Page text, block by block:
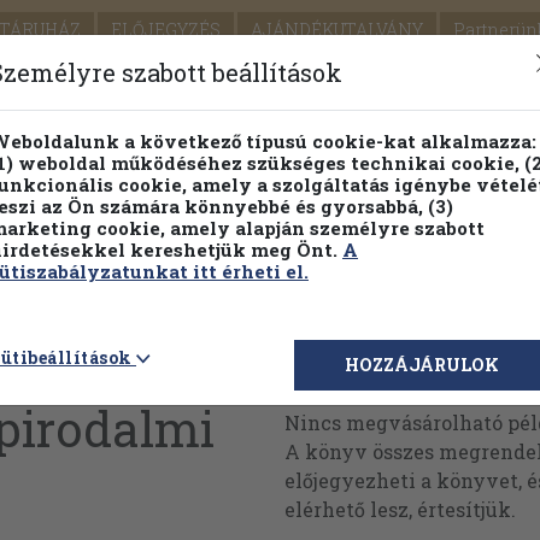
ELŐJEGYZÉS AJÁNDÉKUTALVÁNY
SEGÍTSÉG
PILLANATNYI ÁRAINK FENNTARTHATÓ
Részletes kereső Témaköri fa
Megvásárolható
Nincs megvásárolható
A könyv összes
előjegyezheti a könyvet,
elérhető lesz, értesítjük.
szabott beállítások
a következő típusú cookie-kat alkalmazza:
weboldal működéséhez szükséges technikai cookie,
cookie, amely a szolgáltatás igénybe
az Ön számára könnyebbé és gyorsabbá, (3)
cookie, amely alapján személyre szabott
kereshetjük meg Önt. A
itt érheti el.
HOZZÁJÁRULOK